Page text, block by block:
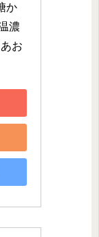
か
濃
お